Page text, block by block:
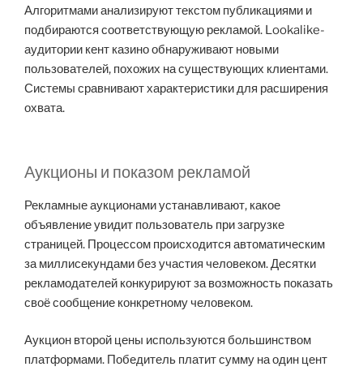
Алгоритмами анализируют текстом публикациями и
подбираются соответствующую рекламой. Lookalike-
аудитории кент казино обнаруживают новыми
пользователей, похожих на существующих клиентами.
Системы сравнивают характеристики для расширения
охвата.
Аукционы и показом рекламой
Рекламные аукционами устанавливают, какое
объявление увидит пользователь при загрузке
страницей. Процессом происходится автоматическим
за миллисекундами без участия человеком. Десятки
рекламодателей конкурируют за возможность показать
своё сообщение конкретному человеком.
Аукцион второй цены используются большинством
платформами. Победитель платит сумму на один цент